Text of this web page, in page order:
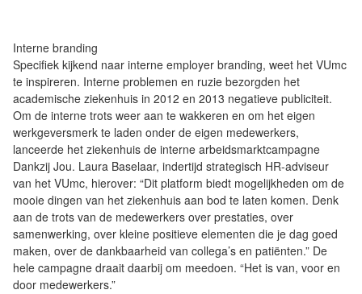
Interne branding
Specifiek kijkend naar interne employer branding, weet het VUmc
te inspireren. Interne problemen en ruzie bezorgden het
academische ziekenhuis in 2012 en 2013 negatieve publiciteit.
Om de interne trots weer aan te wakkeren en om het eigen
werkgeversmerk te laden onder de eigen medewerkers,
lanceerde het ziekenhuis de interne arbeidsmarktcampagne
Dankzij Jou. Laura Baselaar, indertijd strategisch HR-adviseur
van het VUmc, hierover: “Dit platform biedt mogelijkheden om de
mooie dingen van het ziekenhuis aan bod te laten komen. Denk
aan de trots van de medewerkers over prestaties, over
samenwerking, over kleine positieve elementen die je dag goed
maken, over de dankbaarheid van collega’s en patiënten.” De
hele campagne draait daarbij om meedoen. “Het is van, voor en
door medewerkers.”